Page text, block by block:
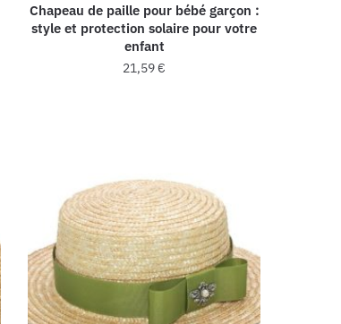
Chapeau de paille pour bébé garçon :
style et protection solaire pour votre
enfant
21,59€